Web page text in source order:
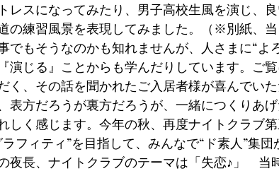
レスになってみたり、男子高校生風を演じ、
の練習風景を表現してみました。（※別紙、
でもそうなのかも知れませんが、人さまに“よ
演じる』ことからも学んだりしています。ご
く、その話を聞かれたご入居者様が喜んでい
表方だろうが裏方だろうが、一緒につくりあ
しく感じます。今年の秋、再度ナイトクラブ
フィティ”を目指して、みんなで“ド素人”集
夜長、ナイトクラブのテーマは「失恋♪」　当